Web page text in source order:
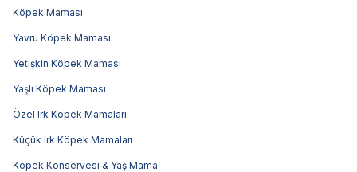
Köpek Maması
Yavru Köpek Maması
Yetişkin Köpek Maması
Yaşlı Köpek Maması
Özel Irk Köpek Mamaları
Küçük Irk Köpek Mamaları
Köpek Konservesi & Yaş Mama